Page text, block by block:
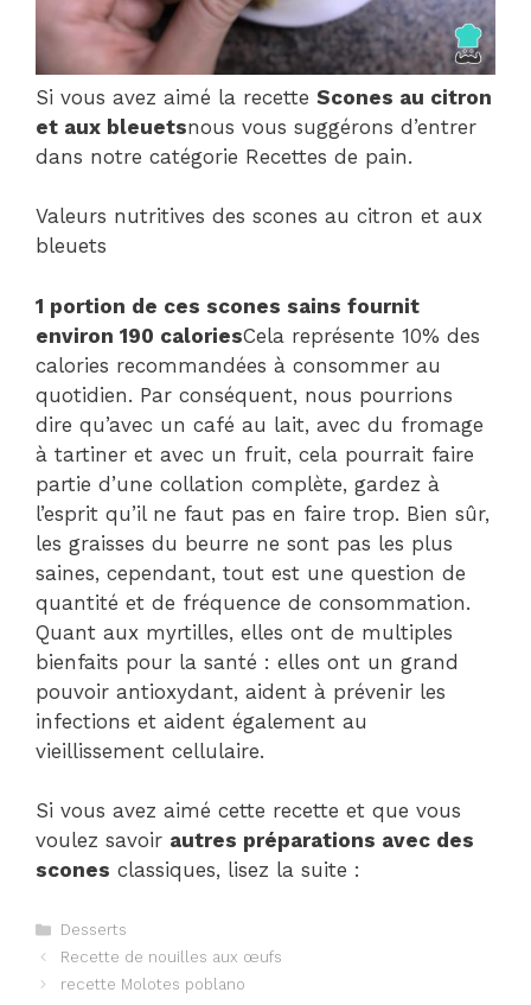
Si vous avez aimé la recette Scones au citron
et aux bleuetsnous vous suggérons d’entrer
dans notre catégorie Recettes de pain.
Valeurs nutritives des scones au citron et aux
bleuets
1 portion de ces scones sains fournit
environ 190 caloriesCela représente 10% des
calories recommandées à consommer au
quotidien. Par conséquent, nous pourrions
dire qu’avec un café au lait, avec du fromage
à tartiner et avec un fruit, cela pourrait faire
partie d’une collation complète, gardez à
l’esprit qu’il ne faut pas en faire trop. Bien sûr,
les graisses du beurre ne sont pas les plus
saines, cependant, tout est une question de
quantité et de fréquence de consommation.
Quant aux myrtilles, elles ont de multiples
bienfaits pour la santé : elles ont un grand
pouvoir antioxydant, aident à prévenir les
infections et aident également au
vieillissement cellulaire.
Si vous avez aimé cette recette et que vous
voulez savoir autres préparations avec des
scones classiques, lisez la suite :
Catégories
Desserts
Navigation
des
Recette de nouilles aux œufs
recette Molotes poblano